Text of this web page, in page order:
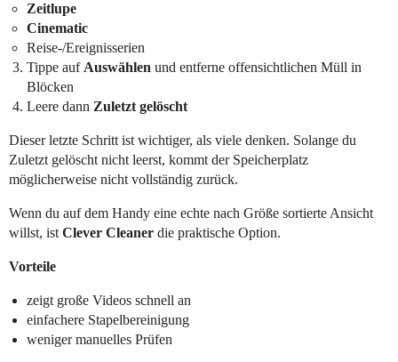
Zeitlupe
Cinematic
Reise-/Ereignisserien
Tippe auf Auswählen und entferne offensichtlichen Müll in
Blöcken
Leere dann Zuletzt gelöscht
Dieser letzte Schritt ist wichtiger, als viele denken. Solange du
Zuletzt gelöscht nicht leerst, kommt der Speicherplatz
möglicherweise nicht vollständig zurück.
Wenn du auf dem Handy eine echte nach Größe sortierte Ansicht
willst, ist Clever Cleaner die praktische Option.
Vorteile
zeigt große Videos schnell an
einfachere Stapelbereinigung
weniger manuelles Prüfen